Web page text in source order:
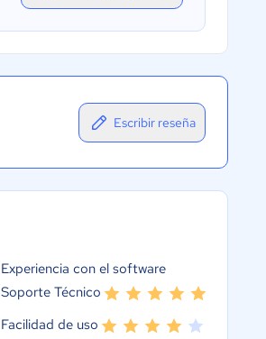
Escribir reseña
Experiencia con el software
Soporte Técnico
Facilidad de uso